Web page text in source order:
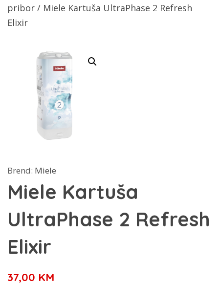
pribor / Miele Kartuša UltraPhase 2 Refresh
Elixir
Brend: Miele
Miele Kartuša
UltraPhase 2 Refresh
Elixir
37,00 KM